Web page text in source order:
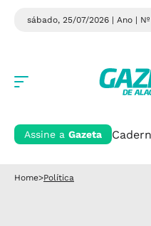
sábado, 25/07/2026 | Ano |
Assine a Gazeta
Home>Política